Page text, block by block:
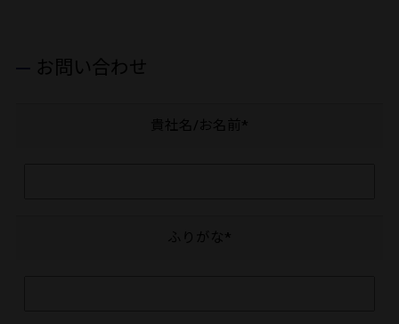
お問い合わせ
貴社名/お名前*
ふりがな*